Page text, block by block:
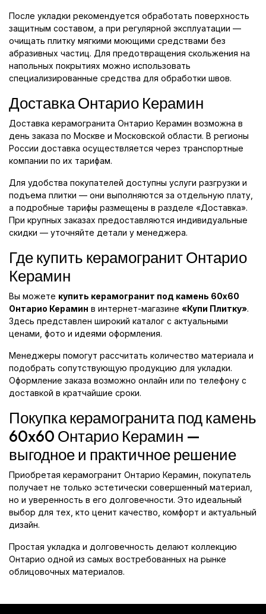
После укладки рекомендуется обработать поверхность
защитным составом, а при регулярной эксплуатации —
очищать плитку мягкими моющими средствами без
абразивных частиц. Для предотвращения скольжения на
напольных покрытиях можно использовать
специализированные средства для обработки швов.
Доставка Онтарио Керамин
Доставка керамогранита Онтарио Керамин возможна в
день заказа по Москве и Московской области. В регионы
России доставка осуществляется через транспортные
компании по их тарифам.
Для удобства покупателей доступны услуги разгрузки и
подъема плитки — они выполняются за отдельную плату,
а подробные тарифы размещены в разделе «Доставка».
При крупных заказах предоставляются индивидуальные
скидки — уточняйте детали у менеджера.
Где купить керамогранит Онтарио
Керамин
Вы можете купить керамогранит под камень 60x60
Онтарио Керамин в интернет-магазине «Купи Плитку».
Здесь представлен широкий каталог с актуальными
ценами, фото и идеями оформления.
Менеджеры помогут рассчитать количество материала и
подобрать сопутствующую продукцию для укладки.
Оформление заказа возможно онлайн или по телефону с
доставкой в кратчайшие сроки.
Покупка керамогранита под камень
60x60 Онтарио Керамин —
выгодное и практичное решение
Приобретая керамогранит Онтарио Керамин, покупатель
получает не только эстетически совершенный материал,
но и уверенность в его долговечности. Это идеальный
выбор для тех, кто ценит качество, комфорт и актуальный
дизайн.
Простая укладка и долговечность делают коллекцию
Онтарио одной из самых востребованных на рынке
облицовочных материалов.